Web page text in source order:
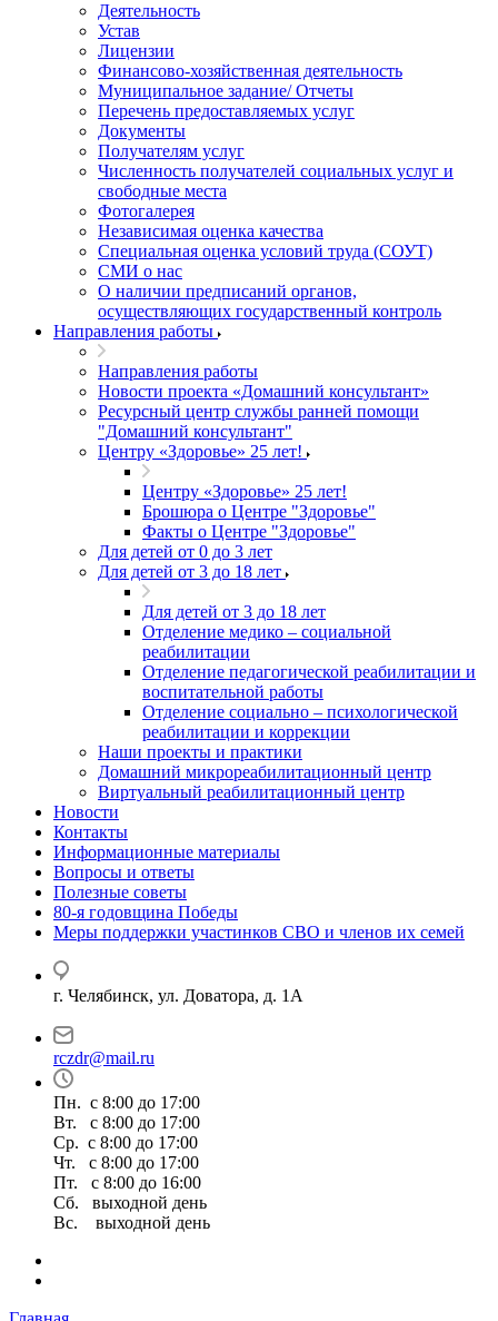
Деятельность
Устав
Лицензии
Финансово-хозяйственная деятельность
Муниципальное задание/ Отчеты
Перечень предоставляемых услуг
Документы
Получателям услуг
Численность получателей социальных услуг и
свободные места
Фотогалерея
Независимая оценка качества
Специальная оценка условий труда (СОУТ)
СМИ о нас
О наличии предписаний органов,
осуществляющих государственный контроль
Направления работы
Направления работы
Новости проекта «Домашний консультант»
Ресурсный центр службы ранней помощи
"Домашний консультант"
Центру «Здоровье» 25 лет!
Центру «Здоровье» 25 лет!
Брошюра о Центре "Здоровье"
Факты о Центре "Здоровье"
Для детей от 0 до 3 лет
Для детей от 3 до 18 лет
Для детей от 3 до 18 лет
Отделение медико – социальной
реабилитации
Отделение педагогической реабилитации и
воспитательной работы
Отделение социально – психологической
реабилитации и коррекции
Наши проекты и практики
Домашний микрореабилитационный центр
Виртуальный реабилитационный центр
Новости
Контакты
Информационные материалы
Вопросы и ответы
Полезные советы
80-я годовщина Победы
Меры поддержки участинков СВО и членов их семей
г. Челябинск, ул. Доватора, д. 1А
rczdr@mail.ru
Пн. с 8:00 до 17:00
Вт. с 8:00 до 17:00
Ср. с 8:00 до 17:00
Чт. с 8:00 до 17:00
Пт. с 8:00 до 16:00
Сб. выходной день
Вс. выходной день